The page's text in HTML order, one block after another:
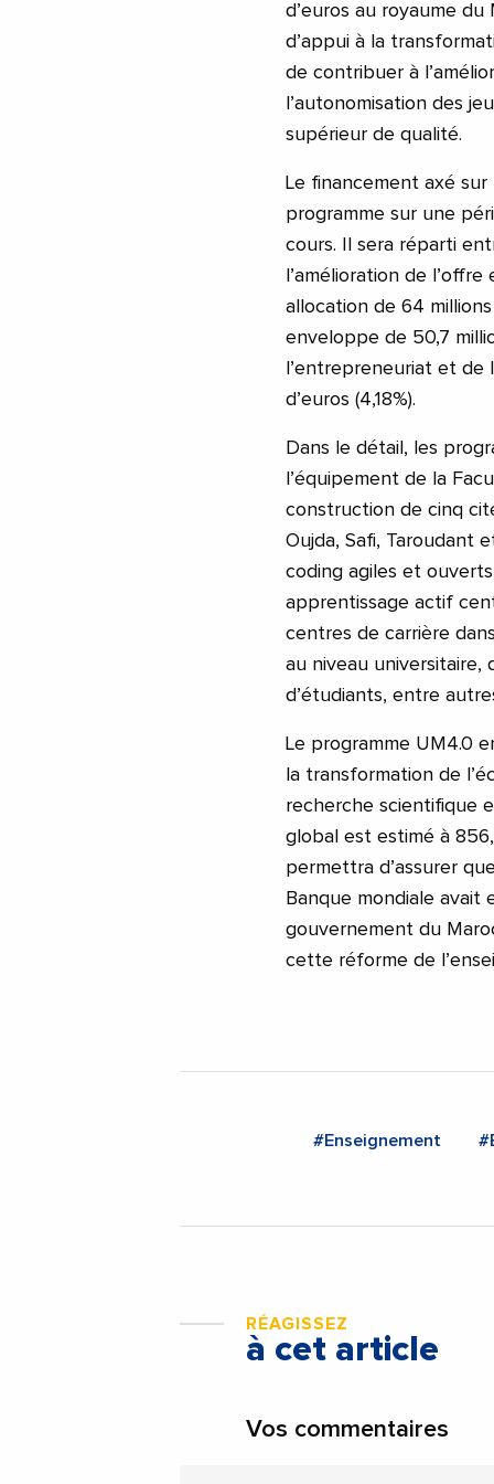
d’euros au royaume
d’appui à la
de contribuer à
l’autonomisation des
supérieur de qualité.
Le financement axé
programme sur une
cours. Il sera réparti
l’amélioration de
allocation de 64
enveloppe de 50,7
l’entrepreneuriat et de
d’euros (4,18%).
Dans le détail, les
l’équipement de la
construction de cinq
Oujda, Safi, Taroudant
coding agiles et
apprentissage actif
centres de carrière
au niveau universitaire,
d’étudiants, entre
Le programme UM4.0
la transformation de
recherche scientifique
global est estimé à
permettra d’assurer
Banque mondiale avait
gouvernement du
cette réforme de
#Enseignement
RÉAGISSEZ
à cet article
Vos commentaires